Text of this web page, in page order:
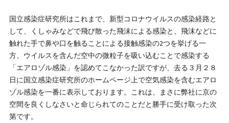
国立感染症研究所はこれまで、新型コロナウイルスの感染経路と
して、くしゃみなどで飛び散った飛沫による感染と、飛沫などに
触れた手で鼻や口を触ることによる接触感染の2つを挙げる一
方、ウイルスを含んだ空中の微粒子を吸い込むことで感染する
「エアロゾル感染」を認めてこなかった訳ですが、去る３月２８
日に国立感染症研究所のホームページ上で空気感染を含むエアロ
ゾル感染を一番に表示しております。これは、まさに弊社に京の
空間を良くしなさいと命じられてのことだと勝手に受け取った次
第です。